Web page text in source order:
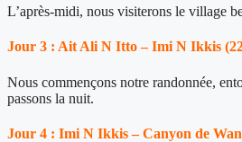
L’après-midi, nous visiterons le village
Jour 3 : Ait Ali N Itto – Imi N Ikkis
Nous commençons notre randonnée,
passons la nuit.
Jour 4 : Imi N Ikkis – Canyon de